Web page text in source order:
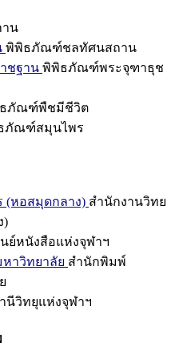
าน
พิพิธภัณฑ์ชลทัศนสถาน
ชฐาน พิพิธภัณฑ์พระจุฑาธุช
ภัณฑ์พืชมีชีวิต
ภัณฑ์สมุนไพร
(หอสมุดกลาง) สำนักงานวิทย
)
ย์หนังสือแห่งจุฬาฯ
าวิทยาลัย สำนักพิมพ์
นีวิทยุแห่งจุฬาฯ